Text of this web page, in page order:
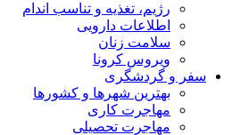
رژیم، تغذیه و تناسب اندام
اطلاعات دارویی
سلامت زنان
ویروس کرونا
سفر و گردشگری
بهترین شهرها و کشورها
مهاجرت کاری
مهاجرت تحصیلی